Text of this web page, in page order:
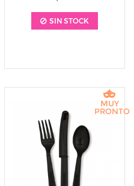
SIN STOCK
MUY
PRONTO